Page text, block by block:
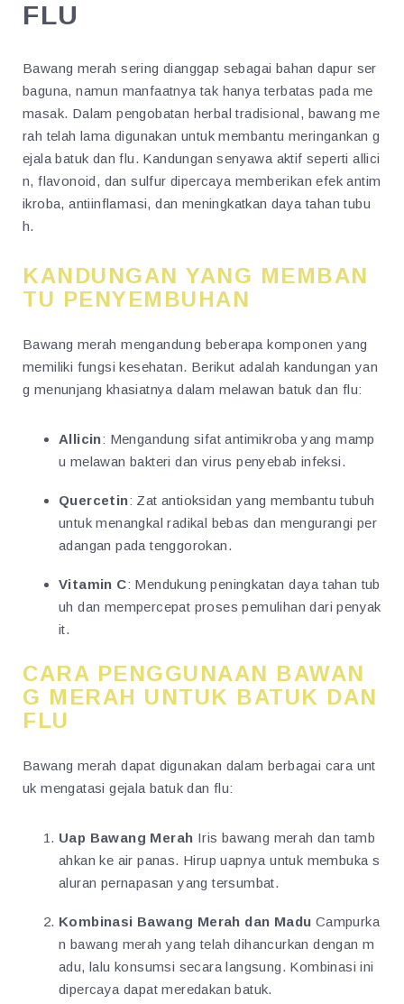
FLU
Bawang merah sering dianggap sebagai bahan dapur ser
baguna, namun manfaatnya tak hanya terbatas pada me
masak. Dalam pengobatan herbal tradisional, bawang me
rah telah lama digunakan untuk membantu meringankan g
ejala batuk dan flu. Kandungan senyawa aktif seperti allici
n, flavonoid, dan sulfur dipercaya memberikan efek antim
ikroba, antiinflamasi, dan meningkatkan daya tahan tubu
h.
KANDUNGAN YANG MEMBAN
TU PENYEMBUHAN
Bawang merah mengandung beberapa komponen yang
memiliki fungsi kesehatan. Berikut adalah kandungan yan
g menunjang khasiatnya dalam melawan batuk dan flu:
Allicin: Mengandung sifat antimikroba yang mamp
u melawan bakteri dan virus penyebab infeksi.
Quercetin: Zat antioksidan yang membantu tubuh
untuk menangkal radikal bebas dan mengurangi per
adangan pada tenggorokan.
Vitamin C: Mendukung peningkatan daya tahan tub
uh dan mempercepat proses pemulihan dari penyak
it.
CARA PENGGUNAAN BAWAN
G MERAH UNTUK BATUK DAN
FLU
Bawang merah dapat digunakan dalam berbagai cara unt
uk mengatasi gejala batuk dan flu:
Uap Bawang Merah Iris bawang merah dan tamb
ahkan ke air panas. Hirup uapnya untuk membuka s
aluran pernapasan yang tersumbat.
Kombinasi Bawang Merah dan Madu Campurka
n bawang merah yang telah dihancurkan dengan m
adu, lalu konsumsi secara langsung. Kombinasi ini
dipercaya dapat meredakan batuk.